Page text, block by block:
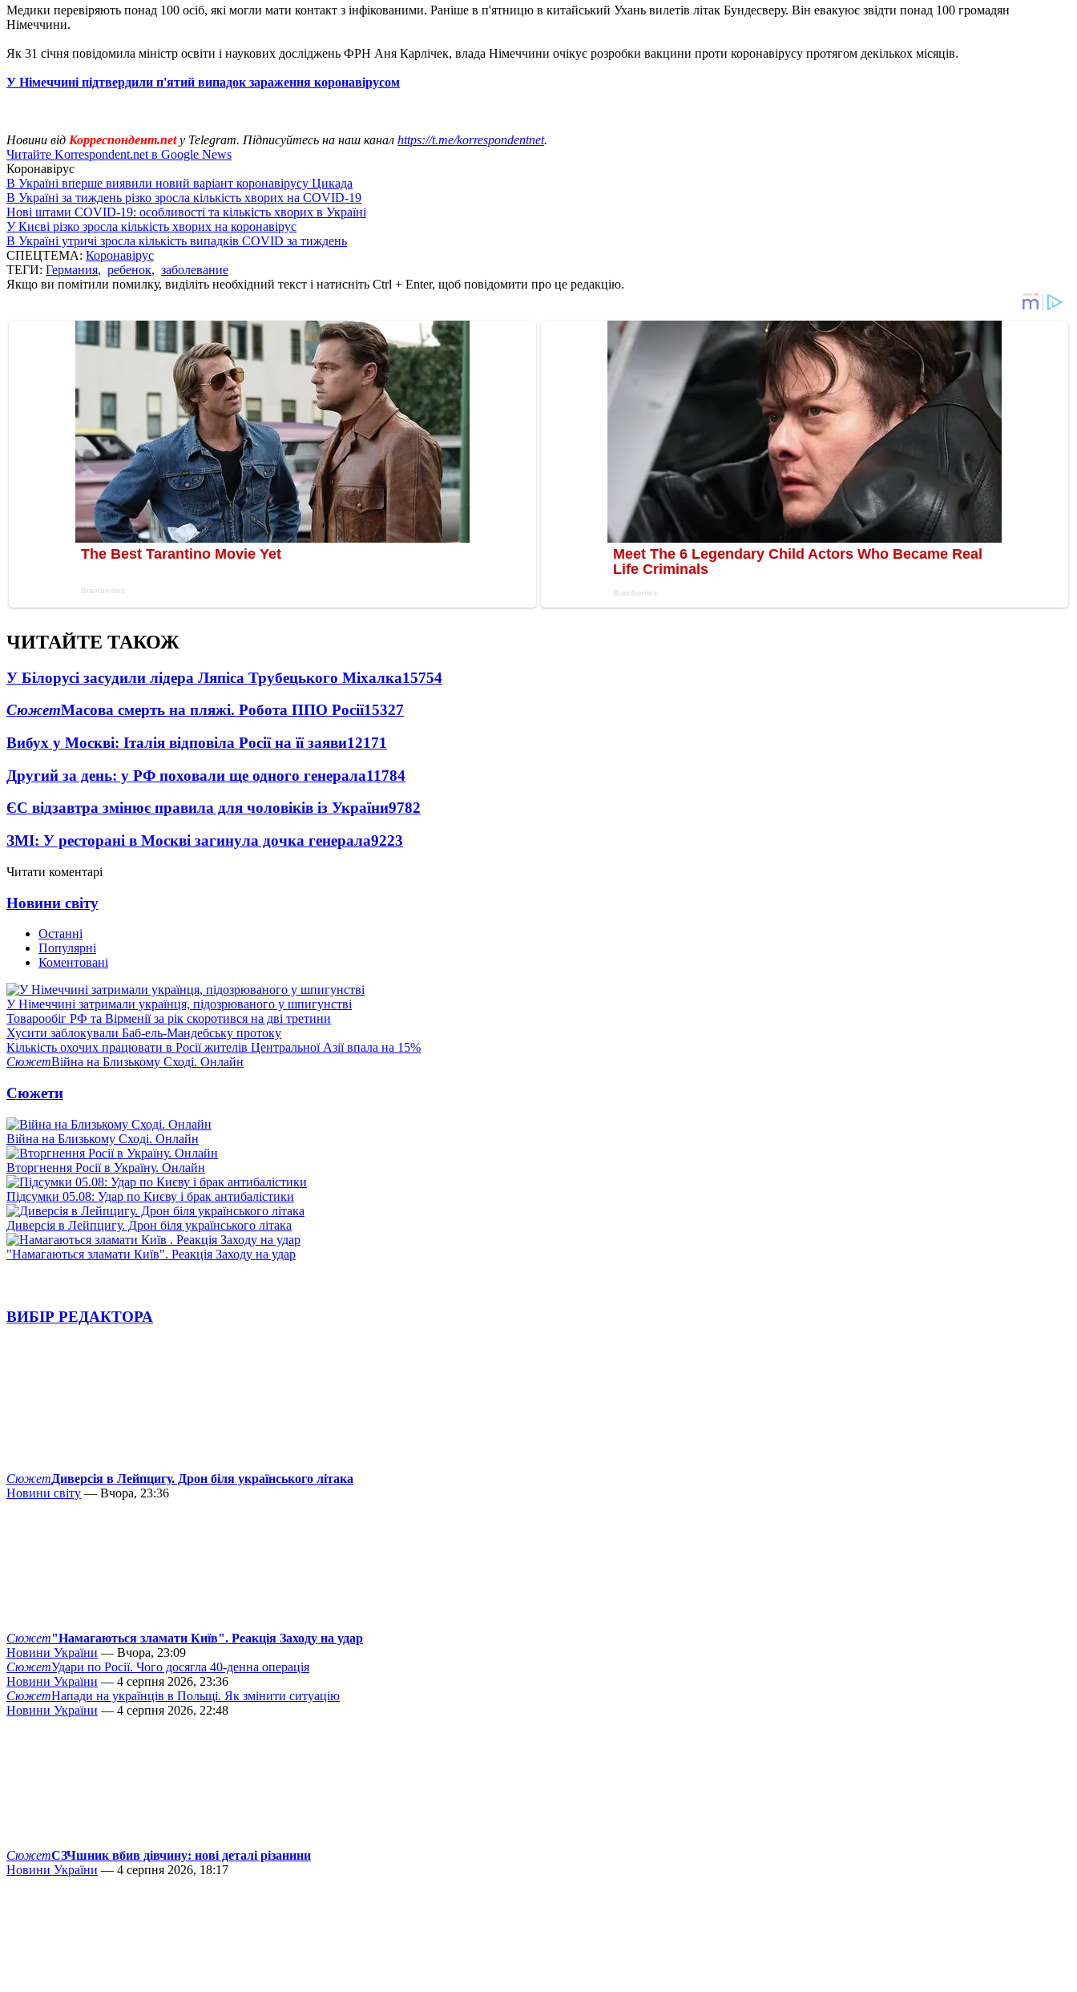
Медики перевіряють понад 100 осіб, які могли мати контакт з інфікованими. Раніше в п'ятницю в китайський Ухань вилетів літак Бундесверу. Він евакуює звідти понад 100 громадян
Німеччини.
Як 31 січня повідомила міністр освіти і наукових досліджень ФРН Аня Карлічек, влада Німеччини очікує розробки вакцини проти коронавірусу протягом декількох місяців.
У Німеччині підтвердили п'ятий випадок зараження коронавірусом
Новини від Корреспондент.net у Telegram. Підписуйтесь на наш канал https://t.me/korrespondentnet.
Читайте Korrespondent.net в Google News
Коронавірус
В Україні вперше виявили новий варіант коронавірусу Цикада
В Україні за тиждень різко зросла кількість хворих на COVID-19
Нові штами COVID-19: особливості та кількість хворих в Україні
У Києві різко зросла кількість хворих на коронавірус
В Україні утричі зросла кількість випадків COVID за тиждень
СПЕЦТЕМА: Коронавірус
ТЕГИ: Германия, ребенок, заболевание
Якщо ви помітили помилку, виділіть необхідний текст і натисніть Ctrl + Enter, щоб повідомити про це редакцію.
ЧИТАЙТЕ ТАКОЖ
У Білорусі засудили лідера Ляпіса Трубецького Міхалка15754
СюжетМасова смерть на пляжі. Робота ППО Росії15327
Вибух у Москві: Італія відповіла Росії на її заяви12171
Другий за день: у РФ поховали ще одного генерала11784
ЄС відзавтра змінює правила для чоловіків із України9782
ЗМІ: У ресторані в Москві загинула дочка генерала9223
Читати коментарі
Новини світу
Останні
Популярні
Коментовані
У Німеччині затримали українця, підозрюваного у шпигунстві
Товарообіг РФ та Вірменії за рік скоротився на дві третини
Хусити заблокували Баб-ель-Мандебську протоку
Кількість охочих працювати в Росії жителів Центральної Азії впала на 15%
СюжетВійна на Близькому Сході. Онлайн
Сюжети
Війна на Близькому Сході. Онлайн
Вторгнення Росії в Україну. Онлайн
Підсумки 05.08: Удар по Києву і брак антибалістики
Диверсія в Лейпцигу. Дрон біля українського літака
"Намагаються зламати Київ". Реакція Заходу на удар
ВИБІР РЕДАКТОРА
СюжетДиверсія в Лейпцигу. Дрон біля українського літака
Новини світу — Вчора, 23:36
Сюжет"Намагаються зламати Київ". Реакція Заходу на удар
Новини України — Вчора, 23:09
СюжетУдари по Росії. Чого досягла 40-денна операція
Новини України — 4 серпня 2026, 23:36
СюжетНапади на українців в Польщі. Як змінити ситуацію
Новини України — 4 серпня 2026, 22:48
СюжетСЗЧшник вбив дівчину: нові деталі різанини
Новини України — 4 серпня 2026, 18:17